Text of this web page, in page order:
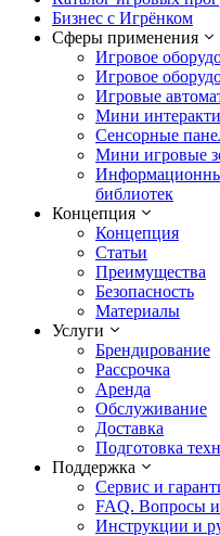
Бизнес с Игрёнком
Сферы применения
Игровое
Игровое
Игровые
Мини
Сенсорные
Мини игровые
библиотек
Концепция
Концепция
Статьи
Преимущества
Безопасность
Материалы
Услуги
Брендирование
Рассрочка
Аренда
Обслуживание
Доставка
Подготовка
Поддержка
Сервис и
FAQ. Вопросы
Инструкции и